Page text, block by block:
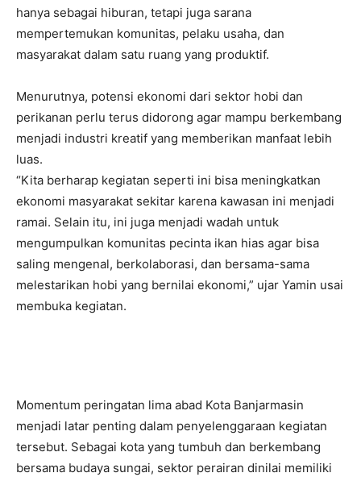
hanya sebagai hiburan, tetapi juga sarana
mempertemukan komunitas, pelaku usaha, dan
masyarakat dalam satu ruang yang produktif.
Menurutnya, potensi ekonomi dari sektor hobi dan
perikanan perlu terus didorong agar mampu berkembang
menjadi industri kreatif yang memberikan manfaat lebih
luas.
“Kita berharap kegiatan seperti ini bisa meningkatkan
ekonomi masyarakat sekitar karena kawasan ini menjadi
ramai. Selain itu, ini juga menjadi wadah untuk
mengumpulkan komunitas pecinta ikan hias agar bisa
saling mengenal, berkolaborasi, dan bersama-sama
melestarikan hobi yang bernilai ekonomi,” ujar Yamin usai
membuka kegiatan.
Momentum peringatan lima abad Kota Banjarmasin
menjadi latar penting dalam penyelenggaraan kegiatan
tersebut. Sebagai kota yang tumbuh dan berkembang
bersama budaya sungai, sektor perairan dinilai memiliki